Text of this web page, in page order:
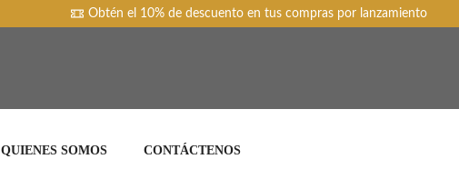
Obtén el 10% de descuento en tus compras por lanzamiento
QUIENES SOMOS CONTÁCTENOS